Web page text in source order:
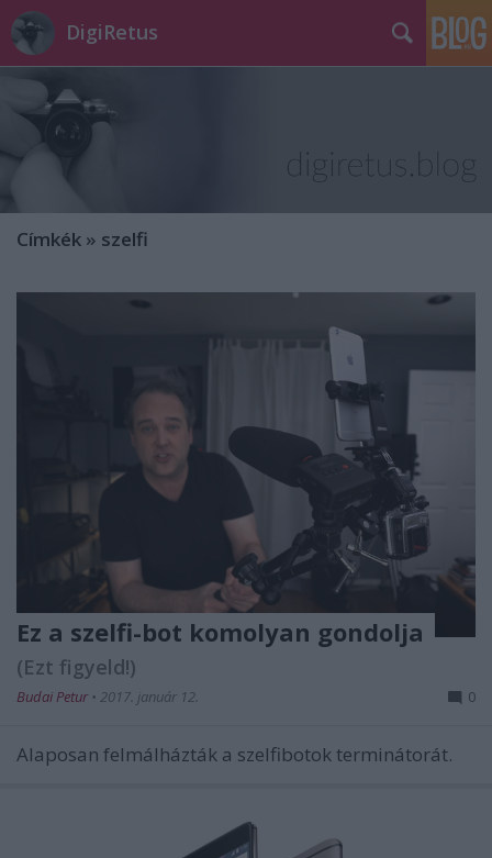
DigiRetus
Címkék » szelfi
Ez a szelfi-bot komolyan gondolja
(Ezt figyeld!)
Budai Petur • 2017. január 12. 0
Alaposan felmálházták a szelfibotok terminátorát.